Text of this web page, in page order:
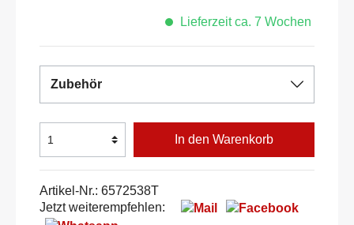
Lieferzeit ca. 7 Wochen
Zubehör
In den Warenkorb
Artikel-Nr.: 6572538T
Jetzt weiterempfehlen: